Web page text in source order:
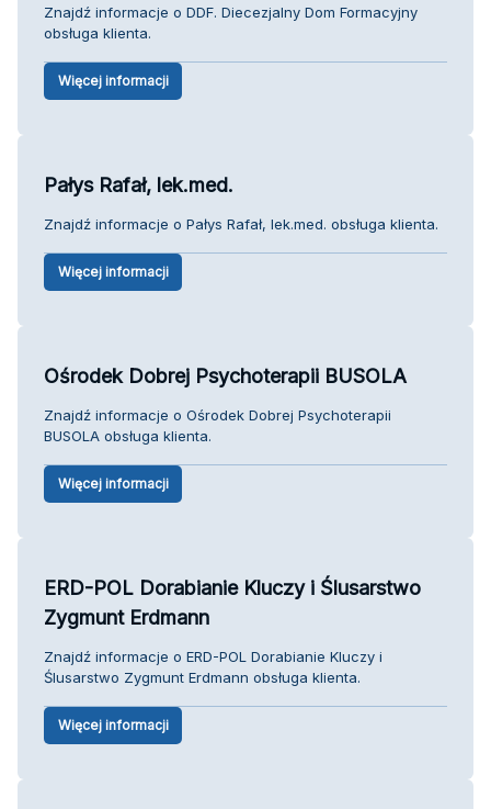
Znajdź informacje o DDF. Diecezjalny Dom Formacyjny
obsługa klienta.
Więcej informacji
Pałys Rafał, lek.med.
Znajdź informacje o Pałys Rafał, lek.med. obsługa klienta.
Więcej informacji
Ośrodek Dobrej Psychoterapii BUSOLA
Znajdź informacje o Ośrodek Dobrej Psychoterapii
BUSOLA obsługa klienta.
Więcej informacji
ERD-POL Dorabianie Kluczy i Ślusarstwo
Zygmunt Erdmann
Znajdź informacje o ERD-POL Dorabianie Kluczy i
Ślusarstwo Zygmunt Erdmann obsługa klienta.
Więcej informacji